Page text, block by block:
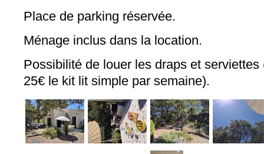
Place de parking réservée.
Ménage inclus dans la location.
Possibilité de louer les draps et
25€ le kit lit simple par semaine).